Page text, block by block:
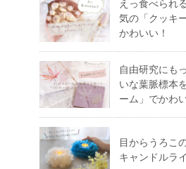
えっ食べられ
気の「クッキ
かわいい！
自由研究にも
いな葉脈標本
ーム」でかわ
目からうろこ
キャンドルラ